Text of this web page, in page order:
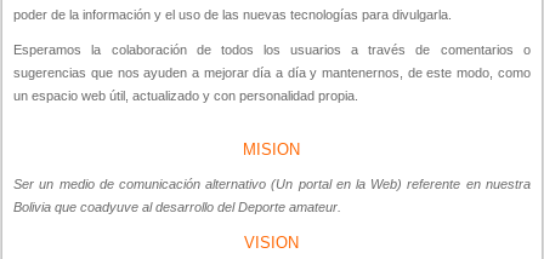
poder de la información y el uso de las nuevas tecnologías para divulgarla.
Esperamos la colaboración de todos los usuarios a través de comentarios o
sugerencias que nos ayuden a mejorar día a día y mantenernos, de este modo, como
un espacio web útil, actualizado y con personalidad propia.
MISION
Ser un medio de comunicación alternativo (Un portal en la Web) referente en nuestra
Bolivia que coadyuve al desarrollo del Deporte amateur.
VISION